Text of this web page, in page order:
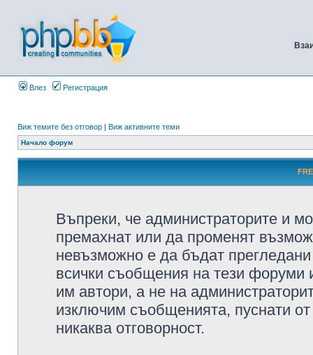
Влез Регистрация
Виж темите без отговор | Виж активните теми
Начало форум
Въпреки, че администраторите и
премахнат или да променят
невъзможно е да бъдат
всички съобщения на тези форуми
им автори, а не на
изключим съобщенията, пуснати
никаква отговорност.